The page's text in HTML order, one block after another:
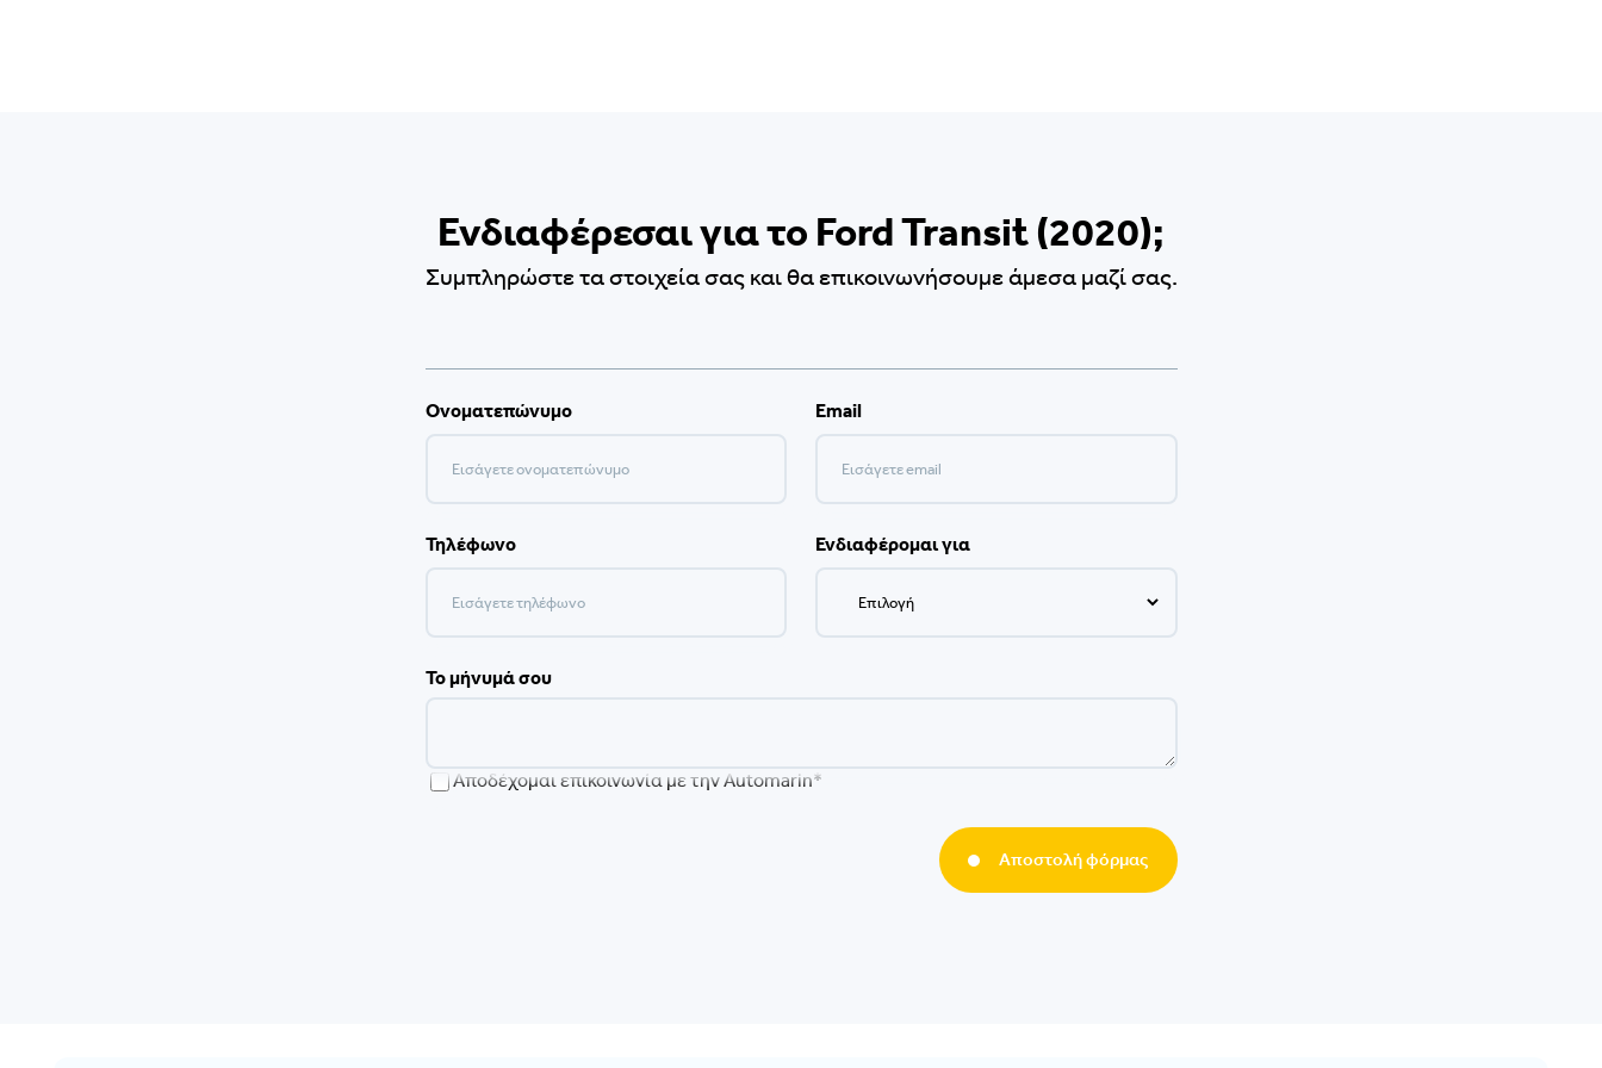
Ενδιαφέρεσαι για το Ford Transit (2020);
Συμπληρώστε τα στοιχεία σας και θα επικοινωνήσουμε άμεσα μαζί σας.
Ονοματεπώνυμο Email
Τηλέφωνο Ενδιαφέρομαι για
Το μήνυμά σου
Αποδέχομαι επικοινωνία με την Automarin*
Αποστολή φόρμας